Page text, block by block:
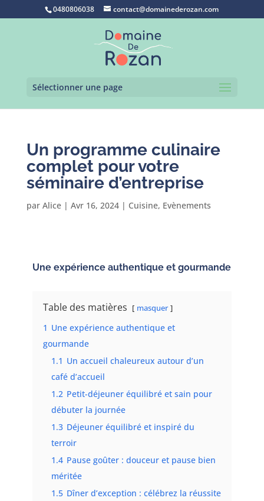
0480806038 contact@domainederozan.com
Sélectionner une page
Un programme culinaire
complet pour votre
séminaire d’entreprise
par Alice| Avr 16, 2024| Cuisine, Evènements
Une expérience authentique et gourmande
Table des matières masquer
1 Une expérience authentique et
gourmande
1.1 Un accueil chaleureux autour d’un
café d’accueil
1.2 Petit-déjeuner équilibré et sain pour
débuter la journée
1.3 Déjeuner équilibré et inspiré du
terroir
1.4 Pause goûter : douceur et pause bien
méritée
1.5 Dîner d’exception : célébrez la réussite